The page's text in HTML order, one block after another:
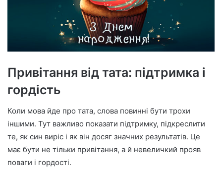
Привітання від тата: підтримка і
гордість
Коли мова йде про тата, слова повинні бути трохи
іншими. Тут важливо показати підтримку, підкреслити
те, як син виріс і як він досяг значних результатів. Це
має бути не тільки привітання, а й невеличкий прояв
поваги і гордості.